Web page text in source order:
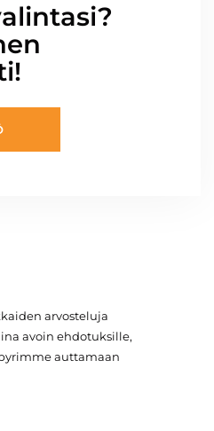
arvosteluja
avoin ehdotuksille,
auttamaan